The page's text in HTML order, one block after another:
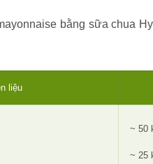
bằng sữa chua
liệu
~ 50
~ 25